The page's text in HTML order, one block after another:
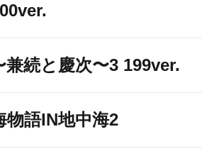
続と慶次〜3 199ver.
物語IN地中海2